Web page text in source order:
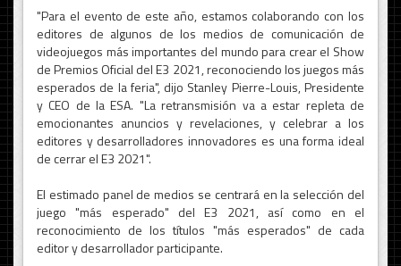
"Para el evento de este año, estamos colaborando con los
editores de algunos de los medios de comunicación de
videojuegos más importantes del mundo para crear el Show
de Premios Oficial del E3 2021, reconociendo los juegos más
esperados de la feria", dijo Stanley Pierre-Louis, Presidente
y CEO de la ESA. "La retransmisión va a estar repleta de
emocionantes anuncios y revelaciones, y celebrar a los
editores y desarrolladores innovadores es una forma ideal
de cerrar el E3 2021".
El estimado panel de medios se centrará en la selección del
juego "más esperado" del E3 2021, así como en el
reconocimiento de los títulos "más esperados" de cada
editor y desarrollador participante.